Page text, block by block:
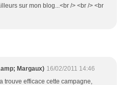
sur mon blog...<br /> <br /> <br
Margaux) 16/02/2011 14:46
trouve efficace cette campagne,